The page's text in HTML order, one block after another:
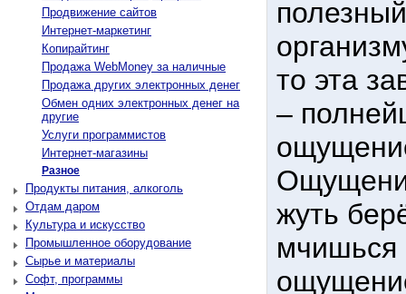
Продвижение сайтов
Интернет-маркетинг
Копирайтинг
Продажа WebMoney за наличные
Продажа других электронных денег
Обмен одних электронных денег на
другие
Услуги программистов
Интернет-магазины
Разное
Продукты питания, алкоголь
Отдам даром
Культура и искусство
Промышленное оборудование
Сырье и материалы
Софт, программы
то эта
–
жуть
мчишься